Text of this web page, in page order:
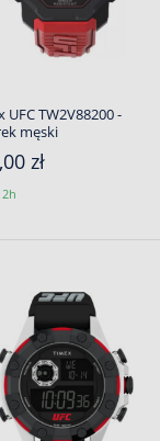
UFC TW2V88200 -
męski
zł